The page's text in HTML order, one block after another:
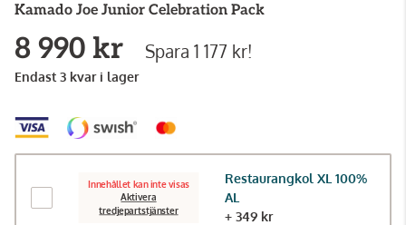
Kamado Joe Junior Celebration Pack
8 990 kr Spara 1 177 kr!
Endast 3 kvar i lager
Innehållet kan inte visas
Aktivera
tredjepartstjänster
Restaurangkol XL 100%
AL
+ 349 kr